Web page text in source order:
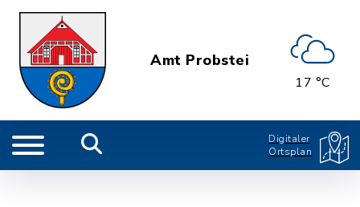
Amt Probstei
17 °C
Digitaler
Ortsplan